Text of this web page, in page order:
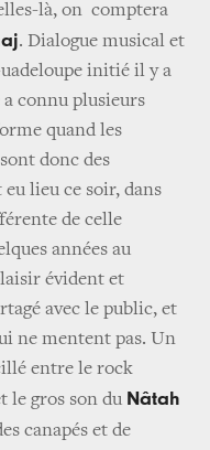
là, on comptera
. Dialogue musical et
initié il y a
a connu plusieurs
quand les
donc des
lieu ce soir, dans
de celle
années au
évident et
avec le public, et
ne mentent pas. Un
entre le rock
le gros son du Nâtah
canapés et de